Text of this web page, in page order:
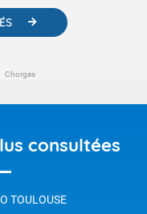
Chorges
consultées
TOULOUSE